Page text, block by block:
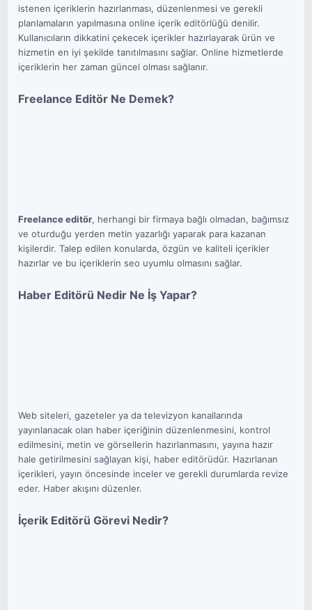
istenen içeriklerin hazırlanması, düzenlenmesi ve gerekli
planlamaların yapılmasına online içerik editörlüğü denilir.
Kullanıcıların dikkatini çekecek içerikler hazırlayarak ürün ve
hizmetin en iyi şekilde tanıtılmasını sağlar. Online hizmetlerde
içeriklerin her zaman güncel olması sağlanır.
Freelance Editör Ne Demek?
Freelance editör, herhangi bir firmaya bağlı olmadan, bağımsız
ve oturduğu yerden metin yazarlığı yaparak para kazanan
kişilerdir. Talep edilen konularda, özgün ve kaliteli içerikler
hazırlar ve bu içeriklerin seo uyumlu olmasını sağlar.
Haber Editörü Nedir Ne İş Yapar?
Web siteleri, gazeteler ya da televizyon kanallarında
yayınlanacak olan haber içeriğinin düzenlenmesini, kontrol
edilmesini, metin ve görsellerin hazırlanmasını, yayına hazır
hale getirilmesini sağlayan kişi, haber editörüdür. Hazırlanan
içerikleri, yayın öncesinde inceler ve gerekli durumlarda revize
eder. Haber akışını düzenler.
İçerik Editörü Görevi Nedir?